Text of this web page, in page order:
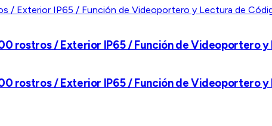
rostros / Exterior IP65 / Función de Videoportero
rostros / Exterior IP65 / Función de Videoportero